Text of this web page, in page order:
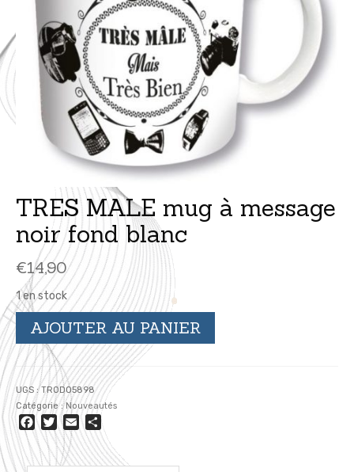
TRES MALE mug à message
noir fond blanc
€14,90
1 en stock
quantité
de
TRES
MALE
mug
à
message
noir
fond
blanc
AJOUTER AU PANIER
UGS :TRODO5898
Catégorie :Nouveautés
Facebook
Twitter
EmailPartager